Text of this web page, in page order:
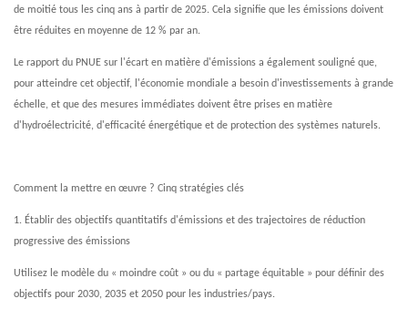
de moitié tous les cinq ans à partir de 2025. Cela signifie que les émissions doivent
être réduites en moyenne de 12 % par an.
Le rapport du PNUE sur l'écart en matière d'émissions a également souligné que,
pour atteindre cet objectif, l'économie mondiale a besoin d'investissements à grande
échelle, et que des mesures immédiates doivent être prises en matière
d'hydroélectricité, d'efficacité énergétique et de protection des systèmes naturels.
Comment la mettre en œuvre ? Cinq stratégies clés
1. Établir des objectifs quantitatifs d'émissions et des trajectoires de réduction
progressive des émissions
Utilisez le modèle du « moindre coût » ou du « partage équitable » pour définir des
objectifs pour 2030, 2035 et 2050 pour les industries/pays.